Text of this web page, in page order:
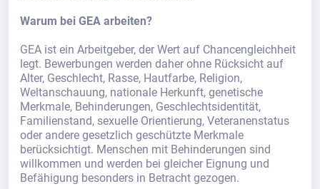
Warum bei GEA arbeiten?
GEA ist ein Arbeitgeber, der Wert auf Chancengleichheit
legt. Bewerbungen werden daher ohne Rücksicht auf
Alter, Geschlecht, Rasse, Hautfarbe, Religion,
Weltanschauung, nationale Herkunft, genetische
Merkmale, Behinderungen, Geschlechtsidentität,
Familienstand, sexuelle Orientierung, Veteranenstatus
oder andere gesetzlich geschützte Merkmale
berücksichtigt. Menschen mit Behinderungen sind
willkommen und werden bei gleicher Eignung und
Befähigung besonders in Betracht gezogen.